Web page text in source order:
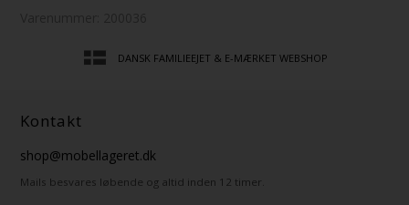
DANSK FAMILIEEJET & E-MÆRKET WEBSHOP
Kontakt
shop@mobellageret.dk
Mails besvares løbende og altid inden 12 timer.